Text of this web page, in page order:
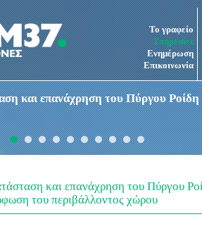
Το γραφείο
Υπηρεσίες
Ενημέρωση
Επικοινωνία
και επανάχρηση του Πύργου
και επανάχρηση του Πύργου
του περιβάλλοντος χώρου